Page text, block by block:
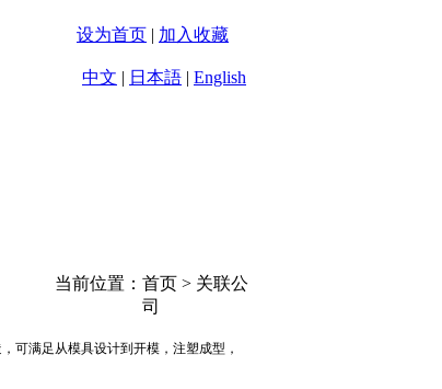
设为首页 | 加入收藏
中文 | 日本語 | English
当前位置：首页 > 关联公
司
可满足从模具设计到开模，注塑成型，